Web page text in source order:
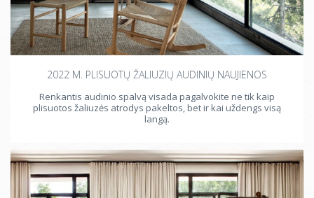
2022 M. PLISUOTŲ ŽALIUZIŲ AUDINIŲ NAUJIENOS
Renkantis audinio spalvą visada pagalvokite ne tik kaip
plisuotos žaliuzės atrodys pakeltos, bet ir kai uždengs visą
langą.